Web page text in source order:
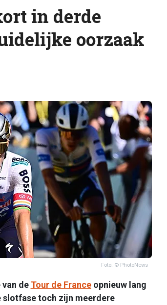
in derde
oorzaak
Foto: © PhotoNews
de Tour de Franceopnieuw lang
slotfase toch zijn meerdere